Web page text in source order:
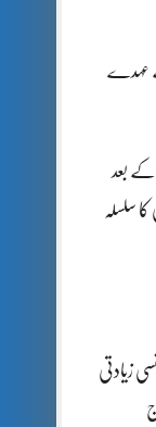
کے عہدے
کے بعد
سلسلہ
بچے کو جنسی زیادتی